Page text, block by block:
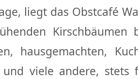
liegt das Obstcafé
hausgemachten,
viele andere, stets